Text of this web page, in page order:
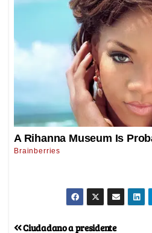
Ciudadano a presidente